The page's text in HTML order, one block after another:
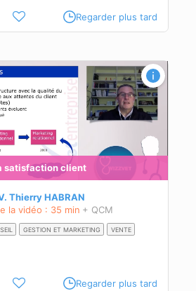
Regarder plus tard
satisfaction client
Thierry HABRAN
la vidéo : 35 min + QCM
GESTION ET MARKETING VENTE
Regarder plus tard